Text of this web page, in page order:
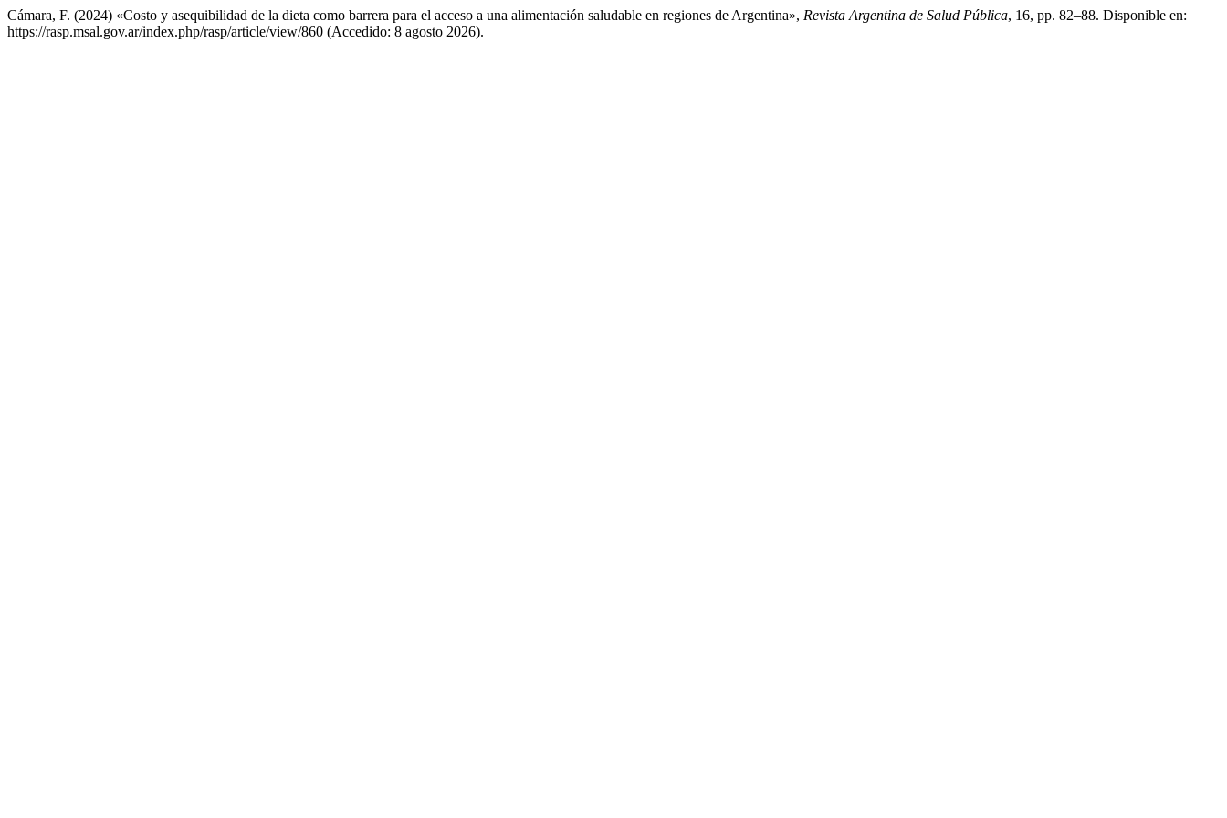
Cámara, F. (2024) «Costo y asequibilidad de la dieta como barrera para el acceso a una alimentación saludable en regiones de Argentina», Revista Argentina de Salud Pública, 16, pp. 82–88. Disponible en:
https://rasp.msal.gov.ar/index.php/rasp/article/view/860 (Accedido: 8 agosto 2026).